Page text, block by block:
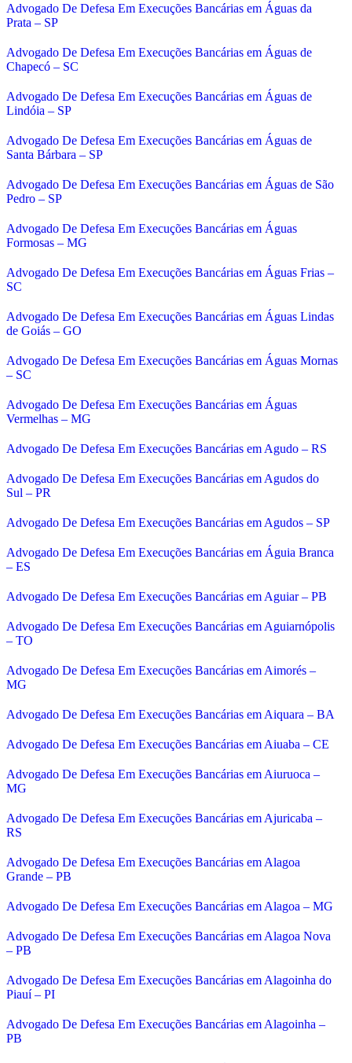
Advogado De Defesa Em Execuções Bancárias em Águas da
Prata – SP
Advogado De Defesa Em Execuções Bancárias em Águas de
Chapecó – SC
Advogado De Defesa Em Execuções Bancárias em Águas de
Lindóia – SP
Advogado De Defesa Em Execuções Bancárias em Águas de
Santa Bárbara – SP
Advogado De Defesa Em Execuções Bancárias em Águas de São
Pedro – SP
Advogado De Defesa Em Execuções Bancárias em Águas
Formosas – MG
Advogado De Defesa Em Execuções Bancárias em Águas Frias –
SC
Advogado De Defesa Em Execuções Bancárias em Águas Lindas
de Goiás – GO
Advogado De Defesa Em Execuções Bancárias em Águas Mornas
– SC
Advogado De Defesa Em Execuções Bancárias em Águas
Vermelhas – MG
Advogado De Defesa Em Execuções Bancárias em Agudo – RS
Advogado De Defesa Em Execuções Bancárias em Agudos do
Sul – PR
Advogado De Defesa Em Execuções Bancárias em Agudos – SP
Advogado De Defesa Em Execuções Bancárias em Águia Branca
– ES
Advogado De Defesa Em Execuções Bancárias em Aguiar – PB
Advogado De Defesa Em Execuções Bancárias em Aguiarnópolis
– TO
Advogado De Defesa Em Execuções Bancárias em Aimorés –
MG
Advogado De Defesa Em Execuções Bancárias em Aiquara – BA
Advogado De Defesa Em Execuções Bancárias em Aiuaba – CE
Advogado De Defesa Em Execuções Bancárias em Aiuruoca –
MG
Advogado De Defesa Em Execuções Bancárias em Ajuricaba –
RS
Advogado De Defesa Em Execuções Bancárias em Alagoa
Grande – PB
Advogado De Defesa Em Execuções Bancárias em Alagoa – MG
Advogado De Defesa Em Execuções Bancárias em Alagoa Nova
– PB
Advogado De Defesa Em Execuções Bancárias em Alagoinha do
Piauí – PI
Advogado De Defesa Em Execuções Bancárias em Alagoinha –
PB